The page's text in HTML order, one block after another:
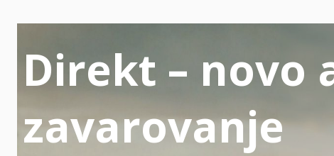
Direkt – novo
zavarovanje